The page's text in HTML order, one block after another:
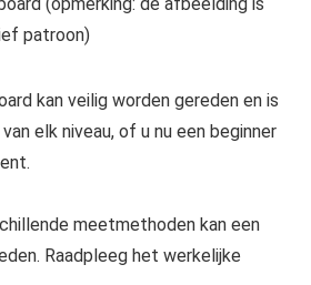
patroon)
kan veilig worden gereden en is
elk niveau, of u nu een beginner
meetmethoden kan een
Raadpleeg het werkelijke